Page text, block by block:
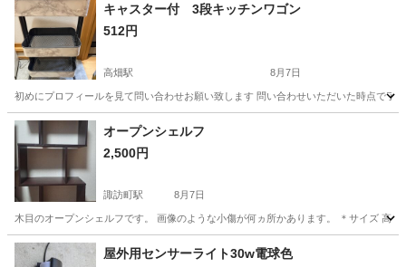
キャスター付 3段キッチンワゴン
512円
高畑駅 8月7日
初めにプロフィールを見て問い合わせお願い致します 問い合わせいただいた時点で
愛知 名古屋市 高畑駅
オープンシェルフ
2,500円
諏訪町駅 8月7日
木目のオープンシェルフです。 画像のような小傷が何ヵ所かあります。 ＊サイ
愛知 豊川市 諏訪町駅 収納家具 オープンシェルフ
屋外用センサーライト30w電球色